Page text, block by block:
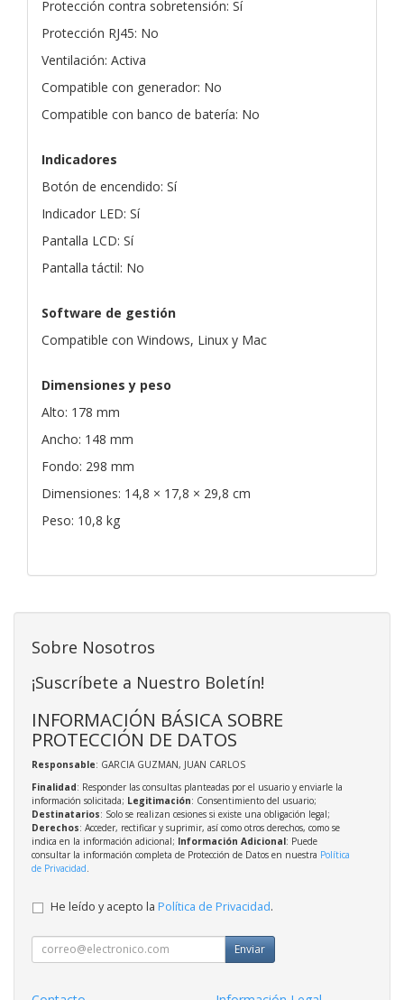
Protección contra sobretensión: Sí
Protección RJ45: No
Ventilación: Activa
Compatible con generador: No
Compatible con banco de batería: No
Indicadores
Botón de encendido: Sí
Indicador LED: Sí
Pantalla LCD: Sí
Pantalla táctil: No
Software de gestión
Compatible con Windows, Linux y Mac
Dimensiones y peso
Alto: 178 mm
Ancho: 148 mm
Fondo: 298 mm
Dimensiones: 14,8 × 17,8 × 29,8 cm
Peso: 10,8 kg
Sobre Nosotros
¡Suscríbete a Nuestro Boletín!
INFORMACIÓN BÁSICA SOBRE
PROTECCIÓN DE DATOS
Responsable: GARCIA GUZMAN, JUAN CARLOS
Finalidad: Responder las consultas planteadas por el usuario y enviarle la
información solicitada; Legitimación: Consentimiento del usuario;
Destinatarios: Solo se realizan cesiones si existe una obligación legal;
Derechos: Acceder, rectificar y suprimir, así como otros derechos, como se
indica en la información adicional; Información Adicional: Puede
consultar la información completa de Protección de Datos en nuestra Política
de Privacidad
He leído y acepto la Política de Privacidad.
Enviar